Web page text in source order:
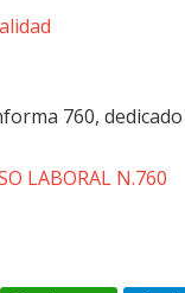
760,
LABORAL N.760